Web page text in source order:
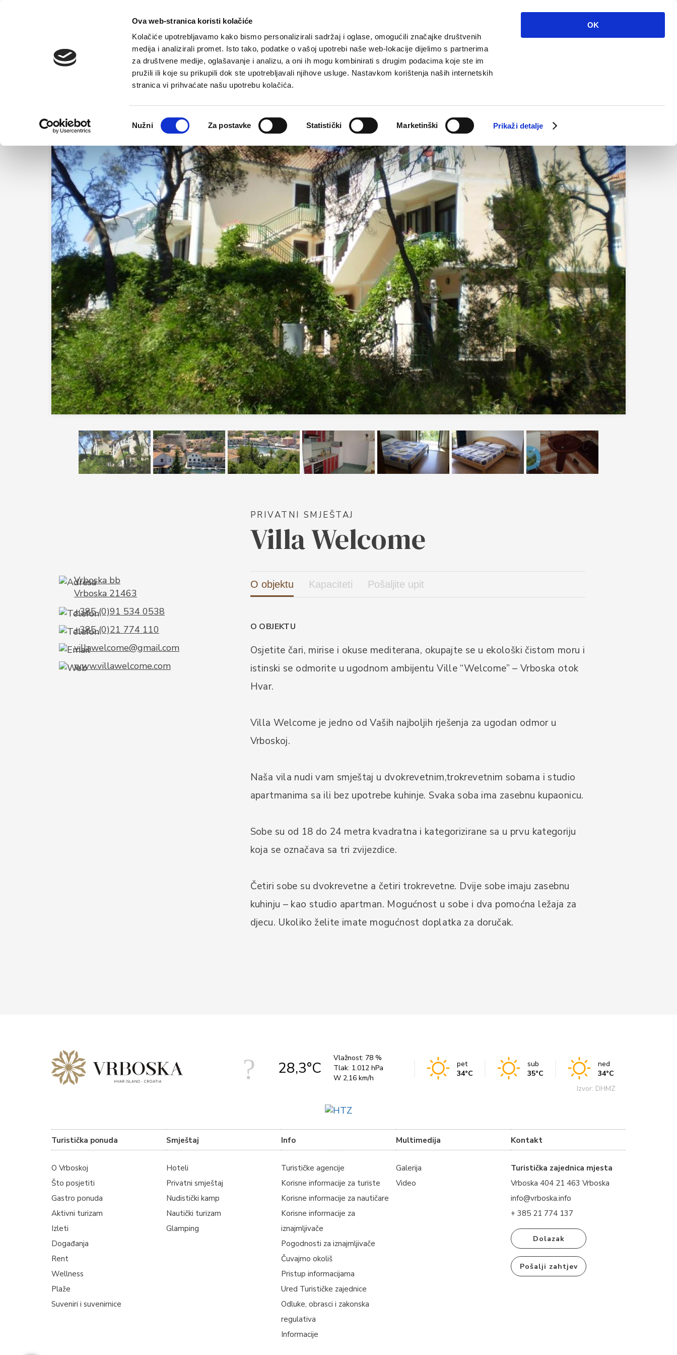
Ova web-stranica koristi kolačiće
Kolačiće upotrebljavamo kako bismo personalizirali sadržaj i oglase, omogućili značajke društvenih
medija i analizirali promet. Isto tako, podatke o vašoj upotrebi naše web-lokacije dijelimo s partnerima
za društvene medije, oglašavanje i analizu, a oni ih mogu kombinirati s drugim podacima koje ste im
pružili ili koje su prikupili dok ste upotrebljavali njihove usluge. Nastavkom korištenja naših internetskih
stranica vi prihvaćate našu upotrebu kolačića.
pristanka
Nužni Za postavke Statistički Marketinški Prikaži detalje
OK
Početna Turistička ponuda
PRIVATNI SMJEŠTAJ
Villa Welcome
Vrboska bb
Vrboska 21463
+385 (0)91 534 0538
+385 (0)21 774 110
villawelcome@gmail.com
www.villawelcome.com
O objektu Kapaciteti Pošaljite upit
O OBJEKTU
Osjetite čari, mirise i okuse mediterana, okupajte se u ekološki čistom moru i
istinski se odmorite u ugodnom ambijentu Ville “Welcome” – Vrboska otok
Hvar.
Villa Welcome je jedno od Vaših najboljih rješenja za ugodan odmor u
Vrboskoj.
Naša vila nudi vam smještaj u dvokrevetnim,trokrevetnim sobama i studio
apartmanima sa ili bez upotrebe kuhinje. Svaka soba ima zasebnu kupaonicu.
Sobe su od 18 do 24 metra kvadratna i kategorizirane sa u prvu kategoriju
koja se označava sa tri zvijezdice.
Četiri sobe su dvokrevetne a četiri trokrevetne. Dvije sobe imaju zasebnu
kuhinju – kao studio apartman. Mogućnost u sobe i dva pomoćna ležaja za
djecu. Ukoliko želite imate mogućnost doplatka za doručak.
28,3°C
Vlažnost: 78 %
Tlak: 1.012 hPa
W 2,16 km/h
pet
34°C
sub
35°C
ned
34°C
Izvor: DHMZ
Turistička ponuda
O Vrboskoj
Što posjetiti
Gastro ponuda
Aktivni turizam
Izleti
Događanja
Rent
Wellness
Plaže
Suveniri i suvenirnice
Smještaj
Hoteli
Privatni smještaj
Nudistički kamp
Nautički turizam
Glamping
Info
Turističke agencije
Korisne informacije za turiste
Korisne informacije za nautičare
Korisne informacije za
iznajmljivače
Pogodnosti za iznajmljivače
Čuvajmo okoliš
Pristup informacijama
Ured Turističke zajednice
Odluke, obrasci i zakonska
regulativa
Informacije
Multimedija
Galerija
Video
Kontakt
Turistička zajednica mjesta
Vrboska 404 21 463 Vrboska
info@vrboska.info
+ 385 21 774 137
Dolazak
Pošalji zahtjev